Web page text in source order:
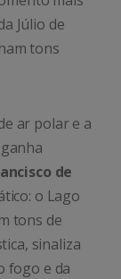
Júlio de
tons
ar polar e a
de
o Lago
tons de
sinaliza
fogo e da